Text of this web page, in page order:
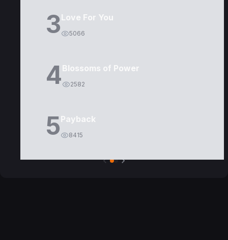
3Love For You
5066
4Blossoms of Power
2582
5Payback
8415